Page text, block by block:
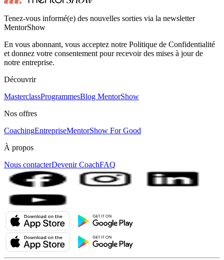
Tenez-vous informé(e) des nouvelles sorties via la newsletter
MentorShow
En vous abonnant, vous acceptez notre Politique de Confidentialité
et donnez votre consentement pour recevoir des mises à jour de
notre entreprise.
Découvrir
MasterclassProgrammesBlog MentorShow
Nos offres
CoachingEntrepriseMentorShow For Good
À propos
Nous contacterDevenir CoachFAQ